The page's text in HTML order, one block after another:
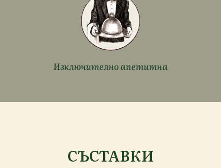
Изключително апетитна
СЪСТАВКИ